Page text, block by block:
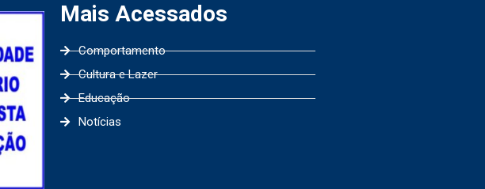
Mais Acessados
Comportamento
Cultura e Lazer
Educação
Notícias